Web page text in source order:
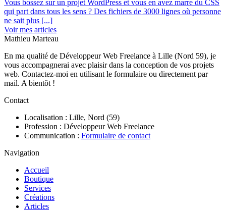
Vous bossez sur un projet WordPress et vous en avez marre du CSS
qui part dans tous les sens ? Des fichiers de 3000 lignes où personne
ne sait plus [...]
Voir mes articles
Mathieu Marteau
En ma qualité de Développeur Web Freelance à Lille (Nord 59), je
vous accompagnerai avec plaisir dans la conception de vos projets
web. Contactez-moi en utilisant le formulaire ou directement par
mail. A bientôt !
Contact
Localisation : Lille, Nord (59)
Profession : Développeur Web Freelance
Communication : Formulaire de contact
Navigation
Accueil
Boutique
Services
Créations
Articles